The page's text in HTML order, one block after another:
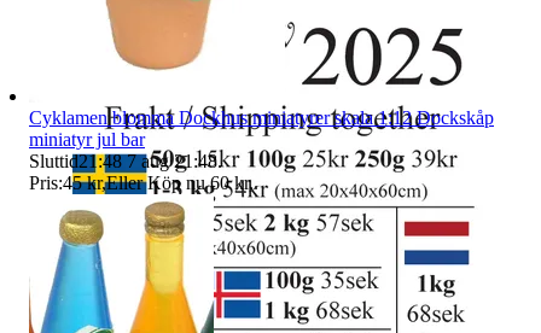
Cyklamen blomma Dockhus miniatyrer skala 1:12 Dockskåp
miniatyr jul bar
Sluttid21:48 7 aug 21:48.
Pris:45 kr,Eller Köp nu 60 kr,.